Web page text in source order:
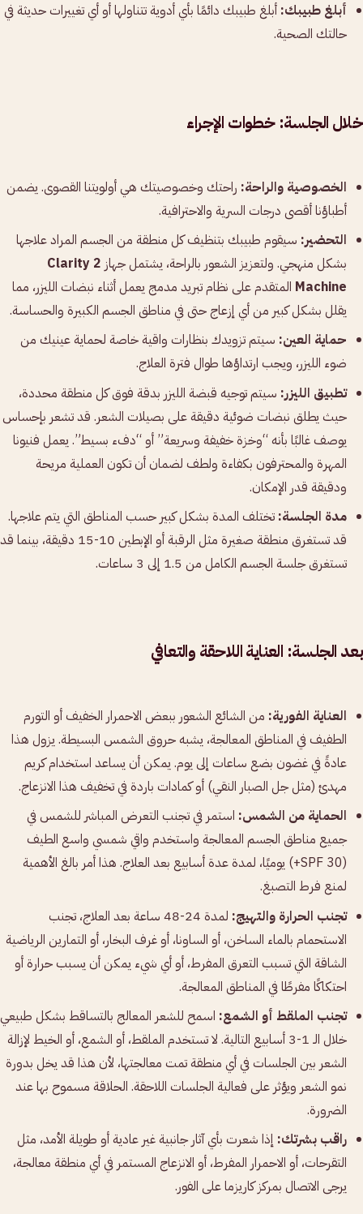
أبلغ طبيبك: أبلغ طبيبك دائمًا بأي أدوية تتناولها أو أي تغييرات حديثة في
حالتك الصحية.
خلال الجلسة: خطوات الإجراء
الخصوصية والراحة: راحتك وخصوصيتك هي أولويتنا القصوى. يضمن
أطباؤنا أقصى درجات السرية والاحترافية.
التحضير: سيقوم طبيبك بتنظيف كل منطقة من الجسم المراد علاجها
بشكل منهجي. ولتعزيز الشعور بالراحة، يشتمل جهاز Clarity 2
Machine المتقدم على نظام تبريد مدمج يعمل أثناء نبضات الليزر، مما
يقلل بشكل كبير من أي إزعاج حتى في مناطق الجسم الكبيرة والحساسة.
حماية العين: سيتم تزويدك بنظارات واقية خاصة لحماية عينيك من
ضوء الليزر، ويجب ارتداؤها طوال فترة العلاج.
تطبيق الليزر: سيتم توجيه قبضة الليزر بدقة فوق كل منطقة محددة،
حيث يطلق نبضات ضوئية دقيقة على بصيلات الشعر. قد تشعر بإحساس
يوصف غالبًا بأنه “وخزة خفيفة وسريعة” أو “دفء بسيط”. يعمل فنيونا
المهرة والمحترفون بكفاءة ولطف لضمان أن تكون العملية مريحة
ودقيقة قدر الإمكان.
مدة الجلسة: تختلف المدة بشكل كبير حسب المناطق التي يتم علاجها.
قد تستغرق منطقة صغيرة مثل الرقبة أو الإبطين 10-15 دقيقة، بينما قد
تستغرق جلسة الجسم الكامل من 1.5 إلى 3 ساعات.
بعد الجلسة: العناية اللاحقة والتعافي
العناية الفورية: من الشائع الشعور ببعض الاحمرار الخفيف أو التورم
الطفيف في المناطق المعالجة، يشبه حروق الشمس البسيطة. يزول هذا
عادةً في غضون بضع ساعات إلى يوم. يمكن أن يساعد استخدام كريم
مهدئ (مثل جل الصبار النقي) أو كمادات باردة في تخفيف هذا الانزعاج.
الحماية من الشمس: استمر في تجنب التعرض المباشر للشمس في
جميع مناطق الجسم المعالجة واستخدم واقي شمسي واسع الطيف
(SPF 30+) يوميًا، لمدة عدة أسابيع بعد العلاج. هذا أمر بالغ الأهمية
لمنع فرط التصبغ.
تجنب الحرارة والتهيج:
لمدة 24-48 ساعة بعد العلاج، تجنب
الاستحمام بالماء الساخن، أو الساونا، أو غرف البخار، أو التمارين الرياضية
الشاقة التي تسبب التعرق المفرط، أو أي شيء يمكن أن يسبب حرارة أو
احتكاكًا مفرطًا في المناطق المعالجة.
تجنب الملقط أو الشمع: اسمح للشعر المعالج بالتساقط بشكل طبيعي
خلال الـ 1-3 أسابيع التالية. لا تستخدم الملقط، أو الشمع، أو الخيط لإزالة
الشعر بين الجلسات في أي منطقة تمت معالجتها، لأن هذا قد يخل بدورة
نمو الشعر ويؤثر على فعالية الجلسات اللاحقة. الحلاقة مسموح بها عند
الضرورة.
راقب بشرتك: إذا شعرت بأي آثار جانبية غير عادية أو طويلة الأمد، مثل
التقرحات، أو الاحمرار المفرط، أو الانزعاج المستمر في أي منطقة معالجة،
يرجى الاتصال بمركز كاريزما على الفور.